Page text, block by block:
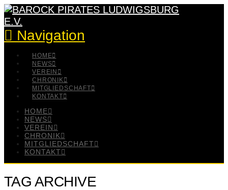
Navigation
HOME
NEWS
VEREIN
CHRONIK
MITGLIEDSCHAFT
KONTAKT
HOME
NEWS
VEREIN
CHRONIK
MITGLIEDSCHAFT
KONTAKT
TAG ARCHIVE